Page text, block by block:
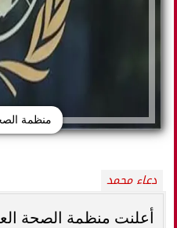
منظمة
دعاء محمد
أعلنت منظمة الصحة